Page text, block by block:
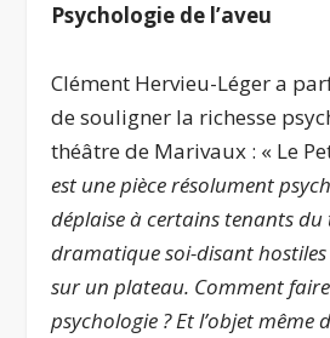
Psychologie de l’aveu
Clément Hervieu-Léger a
de souligner la richesse
théâtre de Marivaux : « Le
est une pièce résolument
déplaise à certains tenants
dramatique soi-disant
sur un plateau. Comment
psychologie ? Et l’objet même